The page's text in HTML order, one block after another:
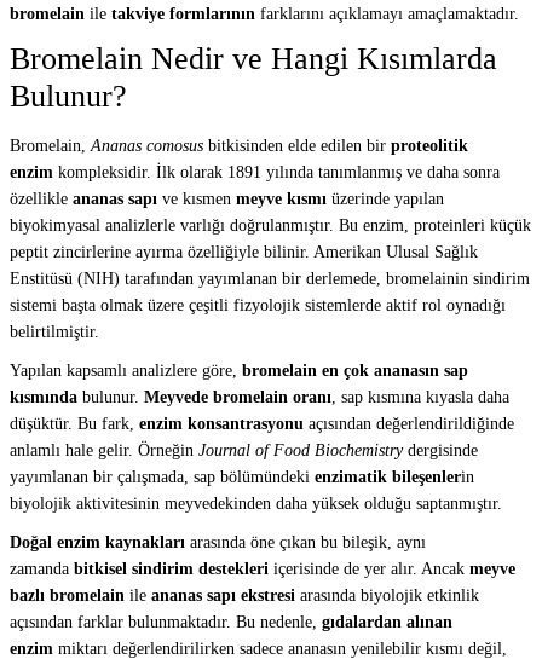
bromelain ile takviye formlarının farklarını açıklamayı amaçlamaktadır.
Bromelain Nedir ve Hangi Kısımlarda
Bulunur?
Bromelain, Ananas comosus bitkisinden elde edilen bir proteolitik
enzim kompleksidir. İlk olarak 1891 yılında tanımlanmış ve daha sonra
özellikle ananas sapı ve kısmen meyve kısmı üzerinde yapılan
biyokimyasal analizlerle varlığı doğrulanmıştır. Bu enzim, proteinleri küçük
peptit zincirlerine ayırma özelliğiyle bilinir. Amerikan Ulusal Sağlık
Enstitüsü (NIH) tarafından yayımlanan bir derlemede, bromelainin sindirim
sistemi başta olmak üzere çeşitli fizyolojik sistemlerde aktif rol oynadığı
belirtilmiştir.
Yapılan kapsamlı analizlere göre, bromelain en çok ananasın sap
kısmında bulunur. Meyvede bromelain oranı , sap kısmına kıyasla daha
düşüktür. Bu fark, enzim konsantrasyonu açısından değerlendirildiğinde
anlamlı hale gelir. Örneğin Journal of Food Biochemistrydergisinde
yayımlanan bir çalışmada, sap bölümündeki enzimatik bileşenlerin
biyolojik aktivitesinin meyvedekinden daha yüksek olduğu saptanmıştır.
Doğal enzim kaynakları arasında öne çıkan bu bileşik, aynı
zamanda bitkisel sindirim destekleri içerisinde de yer alır. Ancak meyve
bazlı bromelain ile ananas sapı ekstresi arasında biyolojik etkinlik
açısından farklar bulunmaktadır. Bu nedenle, gıdalardan alınan
enzim miktarı değerlendirilirken sadece ananasın yenilebilir kısmı değil,